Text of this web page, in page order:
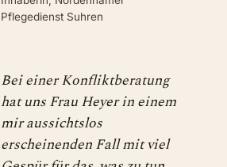
Pflegedienst Suhren
Bei einer Konfliktberatung
hat uns Frau Heyer in einem
mir aussichtslos
erscheinenden Fall mit viel